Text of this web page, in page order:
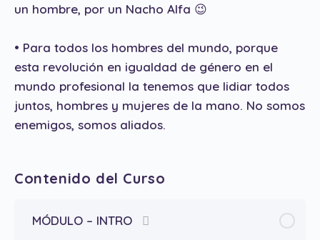
un hombre, por un Nacho Alfa 😉
• Para todos los hombres del mundo, porque
esta revolución en igualdad de género en el
mundo profesional la tenemos que lidiar todos
juntos, hombres y mujeres de la mano. No somos
enemigos, somos aliados.
Contenido del Curso
MÓDULO – INTRO